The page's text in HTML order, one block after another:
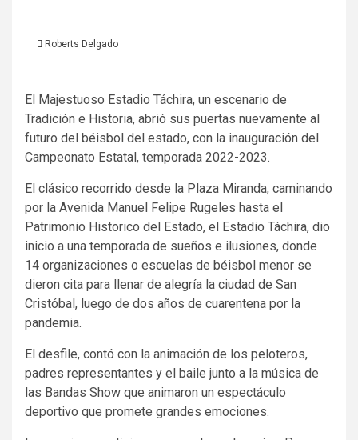
Roberts Delgado
El Majestuoso Estadio Táchira, un escenario de
Tradición e Historia, abrió sus puertas nuevamente al
futuro del béisbol del estado, con la inauguración del
Campeonato Estatal, temporada 2022-2023.
El clásico recorrido desde la Plaza Miranda, caminando
por la Avenida Manuel Felipe Rugeles hasta el
Patrimonio Historico del Estado, el Estadio Táchira, dio
inicio a una temporada de sueños e ilusiones, donde
14 organizaciones o escuelas de béisbol menor se
dieron cita para llenar de alegría la ciudad de San
Cristóbal, luego de dos años de cuarentena por la
pandemia.
El desfile, contó con la animación de los peloteros,
padres representantes y el baile junto a la música de
las Bandas Show que animaron un espectáculo
deportivo que promete grandes emociones.